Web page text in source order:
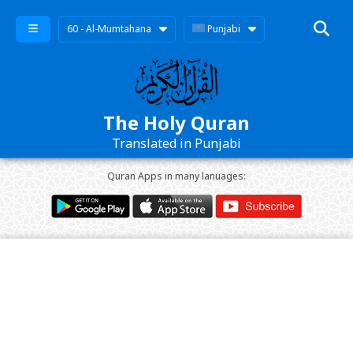
60 - Al-Mumtahana Punjabi
The Holy Quran
Translated in Punjabi
Quran Apps in many lanuages: